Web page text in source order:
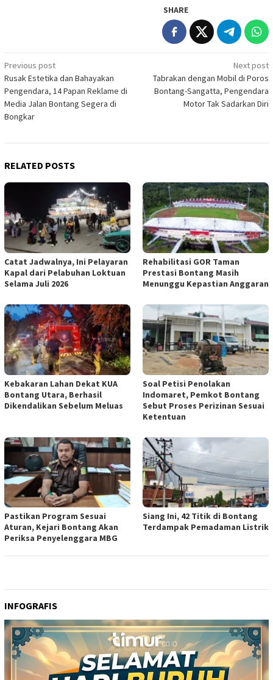
SHARE
Post
navigation
Previous post
Rusak Estetika dan Bahayakan
Pengendara, 14 Papan Reklame di
Media Jalan Bontang Segera di
Bongkar
Next post
Tabrakan dengan Mobil di Poros
Bontang-Sangatta, Pengendara
Motor Tak Sadarkan Diri
RELATED POSTS
Catat Jadwalnya, Ini Pelayaran
Kapal dari Pelabuhan Loktuan
Selama Juli 2026
Rehabilitasi GOR Taman
Prestasi Bontang Masih
Menunggu Kepastian Anggaran
Kebakaran Lahan Dekat KUA
Bontang Utara, Berhasil
Dikendalikan Sebelum Meluas
Soal Petisi Penolakan
Indomaret, Pemkot Bontang
Sebut Proses Perizinan Sesuai
Ketentuan
Pastikan Program Sesuai
Aturan, Kejari Bontang Akan
Periksa Penyelenggara MBG
Siang Ini, 42 Titik di Bontang
Terdampak Pemadaman Listrik
INFOGRAFIS